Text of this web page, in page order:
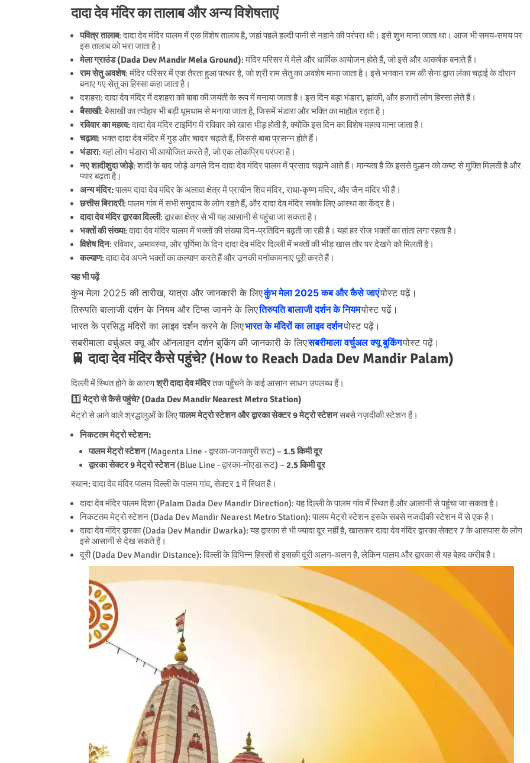
दादा देव मंदिर का तालाब और अन्य विशेषताएं
पवित्र तालाब: दादा देव मंदिर पालम में एक विशेष तालाब है, जहां पहले हल्दी पानी से नहाने की परंपरा थी। इसे शुभ माना जाता था। आज भी समय-समय पर
इस तालाब को भरा जाता है।
मेला ग्राउंड (Dada Dev Mandir Mela Ground): मंदिर परिसर में मेले और धार्मिक आयोजन होते हैं, जो इसे और आकर्षक बनाते हैं।
राम सेतु अवशेष: मंदिर परिसर में एक तैरता हुआ पत्थर है, जो श्री राम सेतु का अवशेष माना जाता है। इसे भगवान राम की सेना द्वारा लंका चढ़ाई के दौरान
बनाए गए सेतु का हिस्सा कहा जाता है।
दशहरा: दादा देव मंदिर में दशहरा को बाबा की जयंती के रूप में मनाया जाता है। इस दिन बड़ा भंडारा, झांकी, और हजारों लोग हिस्सा लेते हैं।
बैसाखी: बैसाखी का त्योहार भी बड़ी धूमधाम से मनाया जाता है, जिसमें भंडारा और भक्ति का माहौल रहता है।
रविवार का महत्व: दादा देव मंदिर टाइमिंग में रविवार को खास भीड़ होती है, क्योंकि इस दिन का विशेष महत्व माना जाता है।
चढ़ावा: भक्त दादा देव मंदिर में गुड़ और चादर चढ़ाते हैं, जिससे बाबा प्रसन्न होते हैं।
भंडारा: यहां लोग भंडारा भी आयोजित करते हैं, जो एक लोकप्रिय परंपरा है।
नए शादीशुदा जोड़े: शादी के बाद जोड़े अगले दिन दादा देव मंदिर पालम में प्रसाद चढ़ाने आते हैं। मान्यता है कि इससे दुल्हन को कष्ट से मुक्ति मिलती है और
प्यार बढ़ता है।
अन्य मंदिर:पालम दादा देव मंदिर के अलावा क्षेत्र में प्राचीन शिव मंदिर, राधा-कृष्ण मंदिर, और जैन मंदिर भी हैं।
छत्तीस बिरादरी: पालम गांव में सभी समुदाय के लोग रहते हैं, और दादा देव मंदिर सबके लिए आस्था का केंद्र है।
दादा देव मंदिर द्वारका दिल्ली: द्वारका क्षेत्र से भी यह आसानी से पहुंचा जा सकता है।
भक्तों की संख्या: दादा देव मंदिर पालम में भक्तों की संख्या दिन-प्रतिदिन बढ़ती जा रही है। यहां हर रोज भक्तों का तांता लगा रहता है।
विशेष दिन: रविवार, अमावस्या, और पूर्णिमा के दिन दादा देव मंदिर दिल्ली में भक्तों की भीड़ खास तौर पर देखने को मिलती है।
कल्याण: दादा देव अपने भक्तों का कल्याण करते हैं और उनकी मनोकामनाएं पूरी करते हैं।
यह भी पढ़ें
कुंभ मेला 2025 की तारीख, यात्रा और जानकारी के लिएकुंभ मेला 2025 कब और कैसे जाएंपोस्ट पढ़ें।
तिरुपति बालाजी दर्शन के नियम और टिप्स जानने के लिएतिरुपति बालाजी दर्शन के नियमपोस्ट पढ़ें।
भारत के प्रसिद्ध मंदिरों का लाइव दर्शन करने के लिएभारत के मंदिरों का लाइव दर्शनपोस्ट पढ़ें।
सबरीमाला वर्चुअल क्यू और ऑनलाइन दर्शन बुकिंग की जानकारी के लिएसबरीमाला वर्चुअल क्यू बुकिंगपोस्ट पढ़ें।
🚆 दादा देव मंदिर कैसे पहुंचे? (How to Reach Dada Dev Mandir Palam)
दिल्ली में स्थित होने के कारणश्री दादा देव मंदिरतक पहुँचने के कई आसान साधन उपलब्ध हैं।
1️⃣ मेट्रो से कैसे पहुंचे? (Dada Dev Mandir Nearest Metro Station)
मेट्रो से आने वाले श्रद्धालुओं के लिएपालम मेट्रो स्टेशन और द्वारका सेक्टर 9 मेट्रो स्टेशनसबसे नज़दीकी स्टेशन हैं।
निकटतम मेट्रो स्टेशन:
पालम मेट्रो स्टेशन(Magenta Line - द्वारका-जनकपुरी रूट) – 1.5 किमी दूर
द्वारका सेक्टर 9 मेट्रो स्टेशन(Blue Line - द्वारका-नोएडा रूट) – 2.5 किमी दूर
स्थान: दादा देव मंदिर पालम दिल्ली के पालम गांव, सेक्टर 1 में स्थित है।
दादा देव मंदिर पालम दिशा (Palam Dada Dev Mandir Direction): यह दिल्ली के पालम गांव में स्थित है और आसानी से पहुंचा जा सकता है।
निकटतम मेट्रो स्टेशन (Dada Dev Mandir Nearest Metro Station): पालम मेट्रो स्टेशन इसके सबसे नजदीकी स्टेशन में से एक है।
दादा देव मंदिर द्वारका (Dada Dev Mandir Dwarka): यह द्वारका से भी ज्यादा दूर नहीं है, खासकर दादा देव मंदिर द्वारका सेक्टर 7 के आसपास के लोग
इसे आसानी से देख सकते हैं।
दूरी (Dada Dev Mandir Distance): दिल्ली के विभिन्न हिस्सों से इसकी दूरी अलग-अलग है, लेकिन पालम और द्वारका से यह बेहद करीब है।